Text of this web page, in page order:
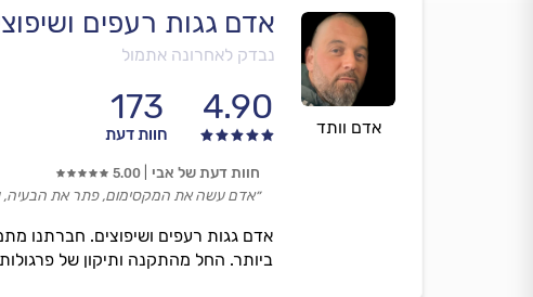
אדם וותד
אדם גגות רעפים
נבדק לאחרונה אתמול
4.90
173
חוות דעת
אדם גגות רעפים ושיפוצים. חברתנו
ביותר. החל מהתקנה ותיקון של
חוות דעת של אבי 5.00
״אדם עשה את המקסימום, פתר את הבעיה,